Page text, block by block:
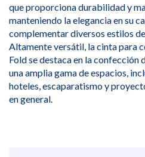
que proporciona durabilidad y
manteniendo la elegancia en su
complementar diversos estilos
Altamente versátil, la cinta para
Fold se destaca en la confección
una amplia gama de espacios,
hoteles, escaparatismo y
en general.